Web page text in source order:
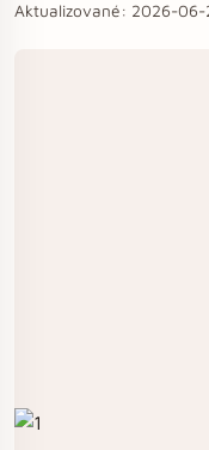
Aktualizované: 2026-06-